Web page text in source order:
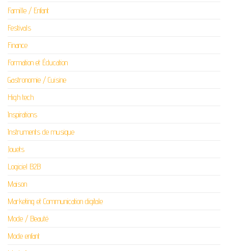
Famille / Enfant
Festivals
Finance
Formation et Éducation
Gastronomie / Cuisine
High tech
Inspirations
Instruments de musique
Jouets
Logiciel B2B
Maison
Marketing et Communication digitale
Mode / Beauté
Mode enfant